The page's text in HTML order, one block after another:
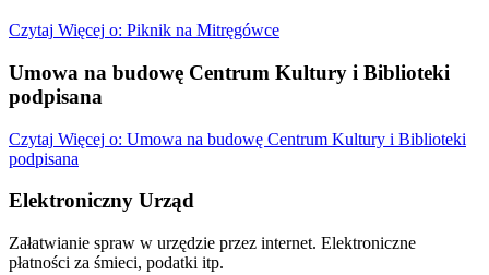
Czytaj Więcej o: Piknik na Mitręgówce
Umowa na budowę Centrum Kultury i Biblioteki
podpisana
Czytaj Więcej o: Umowa na budowę Centrum Kultury i Biblioteki
podpisana
Elektroniczny Urząd
Załatwianie spraw w urzędzie przez internet. Elektroniczne
płatności za śmieci, podatki itp.